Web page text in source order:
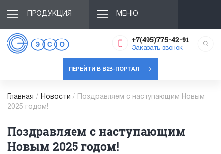
ПРОДУКЦИЯ МЕНЮ
+7(495)775-42-91
Заказать звонок
ПЕРЕЙТИ В B2B-ПОРТАЛ
Главная / Новости /
Поздравляем с наступающим Новым
2025 годом!
Поздравляем с наступающим
Новым 2025 годом!